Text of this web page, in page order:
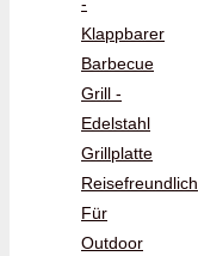
Klappbarer
Barbecue
Grill -
Edelstahl
Grillplatte
Reisefreundlich
Für
Outdoor